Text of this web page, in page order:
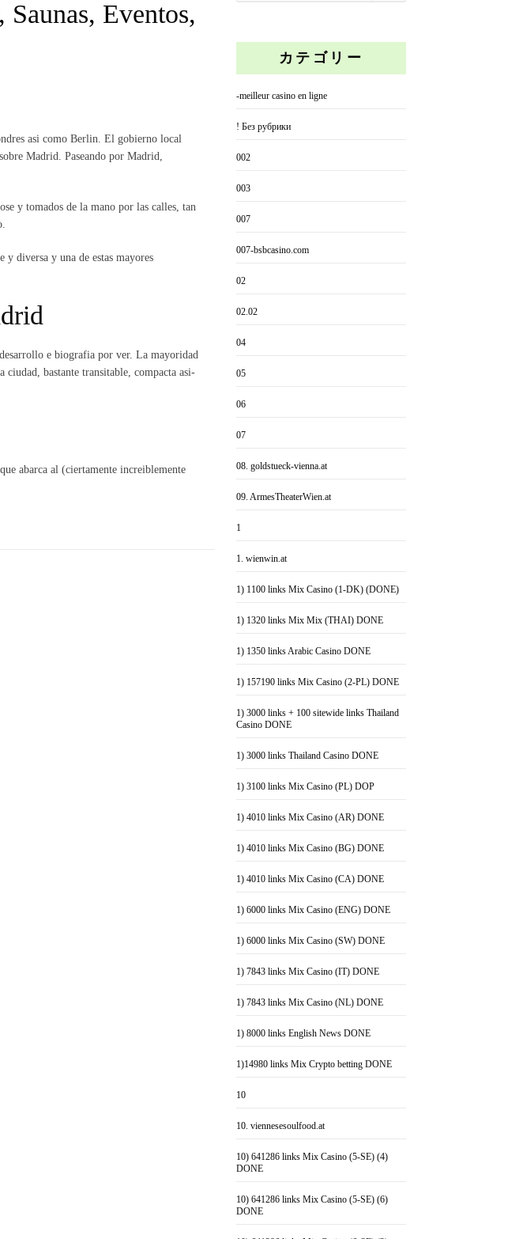
Eventos,
asi­ como Berlin. El gobierno local
Madrid. Paseando por Madrid,
y tomados de la mano por las calles, tan
y diversa y una de estas mayores
e biografia por ver. La mayoridad
ciudad, bastante transitable, compacta asi­
abarca al (ciertamente increiblemente
カテゴリー
-meilleur casino en ligne
! Без рубрики
002
003
007
007-bsbcasino.com
02
02.02
04
05
06
07
08. goldstueck-vienna.at
09. ArmesTheaterWien.at
1
1. wienwin.at
1) 1100 links Mix Casino (1-DK) (DONE)
1) 1320 links Mix Mix (THAI) DONE
1) 1350 links Arabic Casino DONE
1) 157190 links Mix Casino (2-PL) DONE
1) 3000 links + 100 sitewide links Thailand
Casino DONE
1) 3000 links Thailand Casino DONE
1) 3100 links Mix Casino (PL) DOP
1) 4010 links Mix Casino (AR) DONE
1) 4010 links Mix Casino (BG) DONE
1) 4010 links Mix Casino (CA) DONE
1) 6000 links Mix Casino (ENG) DONE
1) 6000 links Mix Casino (SW) DONE
1) 7843 links Mix Casino (IT) DONE
1) 7843 links Mix Casino (NL) DONE
1) 8000 links English News DONE
1)14980 links Mix Crypto betting DONE
10
10. viennesesoulfood.at
10) 641286 links Mix Casino (5-SE) (4)
DONE
10) 641286 links Mix Casino (5-SE) (6)
DONE